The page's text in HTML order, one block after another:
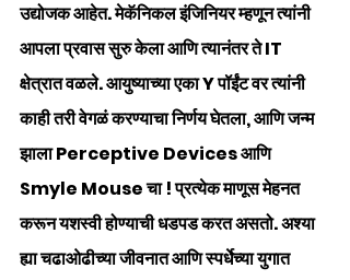
उद्योजक आहेत. मेकॅनिकल इंजिनियर म्हणून त्यांनी
आपला प्रवास सुरु केला आणि त्यानंतर ते IT
क्षेत्रात वळले. आयुष्याच्या एका Y पॉईंट वर त्यांनी
काही तरी वेगळं करण्याचा निर्णय घेतला, आणि जन्म
झाला Perceptive Devices आणि
Smyle Mouse चा ! प्रत्येक माणूस मेहनत
करून यशस्वी होण्याची धडपड करत असतो. अश्या
ह्या चढाओढीच्या जीवनात आणि स्पर्धेच्या युगात